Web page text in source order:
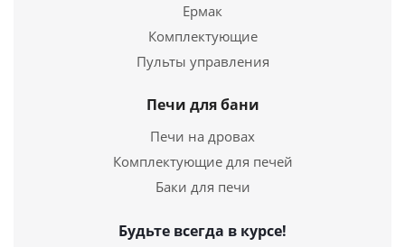
Ермак
Комплектующие
Пульты управления
Печи для бани
Печи на дровах
Комплектующие для печей
Баки для печи
Будьте всегда в курсе!